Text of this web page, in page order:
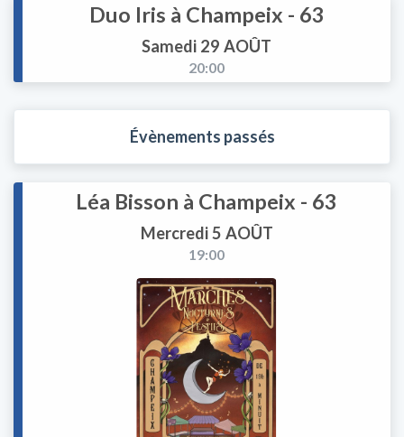
Duo Iris à Champeix - 63
Samedi 29 AOÛT
20:00
Évènements passés
Léa Bisson à Champeix - 63
Mercredi 5 AOÛT
19:00